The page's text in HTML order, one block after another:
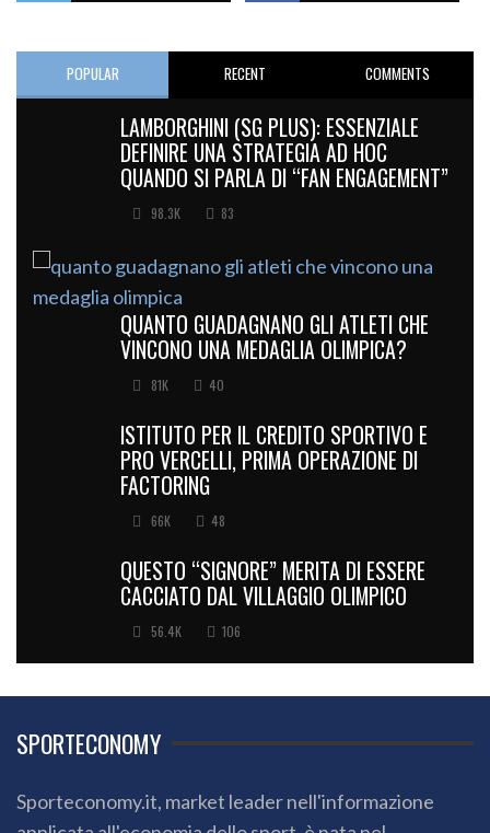
POPULAR RECENT COMMENTS
LAMBORGHINI (SG PLUS): ESSENZIALE
DEFINIRE UNA STRATEGIA AD HOC
QUANDO SI PARLA DI “FAN ENGAGEMENT”
98.3K 83
QUANTO GUADAGNANO GLI ATLETI CHE
VINCONO UNA MEDAGLIA OLIMPICA?
81K 40
ISTITUTO PER IL CREDITO SPORTIVO E
PRO VERCELLI, PRIMA OPERAZIONE DI
FACTORING
66K 48
QUESTO “SIGNORE” MERITA DI ESSERE
CACCIATO DAL VILLAGGIO OLIMPICO
56.4K 106
SPORTECONOMY
Sporteconomy.it, market leader nell'informazione